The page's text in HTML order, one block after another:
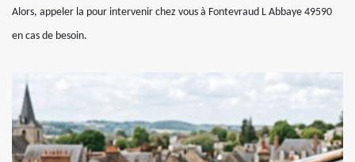
Alors, appeler la pour intervenir chez vous à Fontevraud L Abbaye 49590
en cas de besoin.